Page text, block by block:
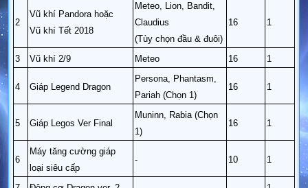
2
Vũ khí Pandora hoặc
Vũ khí Tết 2018
Meteo, Lion, Bandit,
Claudius
(Tùy chọn đầu & đuôi)
16 1
3 Vũ khí 2/9 Meteo 16 1
4 Giáp Legend Dragon
Persona, Phantasm,
Pariah (Chọn 1)
16 1
5 Giáp Legos Ver Final
Muninn, Rabia (Chọn
1)
16 1
6
Máy tăng cường giáp
loại siêu cấp
- 10 1